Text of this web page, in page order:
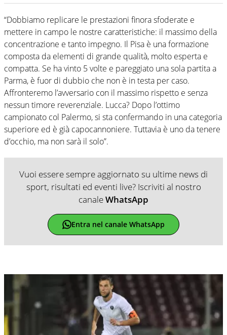
“Dobbiamo replicare le prestazioni finora sfoderate e
mettere in campo le nostre caratteristiche: il massimo della
concentrazione e tanto impegno. Il Pisa è una formazione
composta da elementi di grande qualità, molto esperta e
compatta. Se ha vinto 5 volte e pareggiato una sola partita a
Parma, è fuor di dubbio che non è in testa per caso.
Affronteremo l’avversario con il massimo rispetto e senza
nessun timore reverenziale. Lucca? Dopo l’ottimo
campionato col Palermo, si sta confermando in una categoria
superiore ed è già capocannoniere. Tuttavia è uno da tenere
d’occhio, ma non sarà il solo”.
Vuoi essere sempre aggiornato su ultime news di
sport, risultati ed eventi live? Iscriviti al nostro
canaleWhatsApp
Entra nel canale WhatsApp